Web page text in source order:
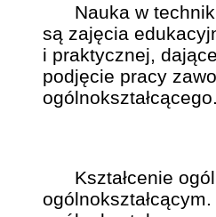
Nauka w
są zajęcia
i praktycznej,
podjęcie pracy
ogólnokształcącego.
Kształcenie